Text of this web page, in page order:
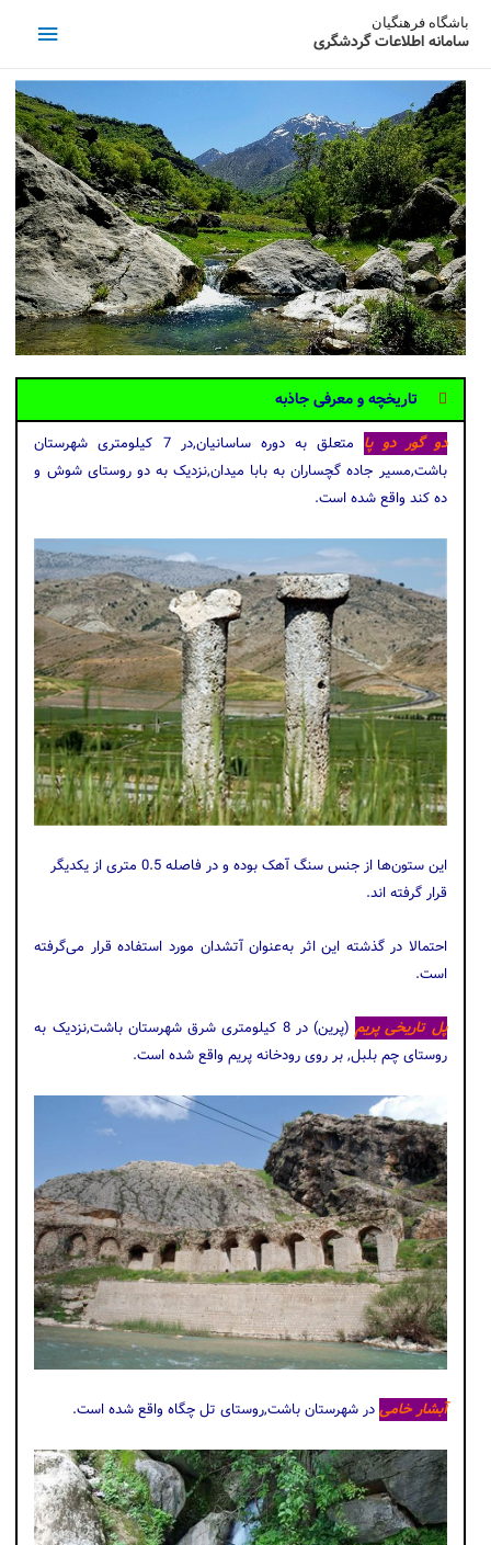
باشگاه فرهنگیان
سامانه اطلاعات گردشگری
تاریخچه و معرفی جاذبه
دو گور دو پا
متعلق به دوره ساسانیان,در 7 کیلومتری شهرستان
باشت,مسیر جاده گچساران به بابا میدان,نزدیک به دو روستای شوش و
ده کند واقع شده است.
این ستون‌ها از جنس سنگ آهک بوده و در فاصله‌ 0.5 متری از یکدیگر
قرار گرفته اند.
احتمالا در گذشته این اثر به‌عنوان آتشدان مورد استفاده قرار می‌گرفته
است.
پل تاریخی پریم
(پرین) در 8 کیلومتری شرق شهرستان باشت,نزدیک به
روستای چم بلبل, بر روی رودخانه‌ پریم واقع شده است.
آبشار خامیدر شهرستان باشت,روستای تل چگاه واقع شده است.